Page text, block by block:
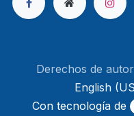
Derechos de
English
Con tecnología de